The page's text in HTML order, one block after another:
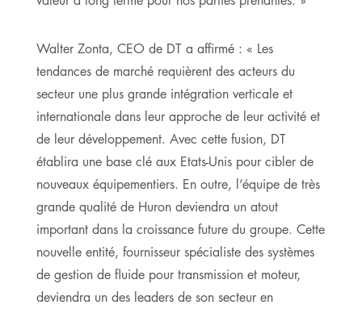
Walter Zonta, CEO de DT a affirmé : « Les
tendances de marché requièrent des acteurs du
secteur une plus grande intégration verticale et
internationale dans leur approche de leur activité et
de leur développement. Avec cette fusion, DT
établira une base clé aux Etats-Unis pour cibler de
nouveaux équipementiers. En outre, l’équipe de très
grande qualité de Huron deviendra un atout
important dans la croissance future du groupe. Cette
nouvelle entité, fournisseur spécialiste des systèmes
de gestion de fluide pour transmission et moteur,
deviendra un des leaders de son secteur en